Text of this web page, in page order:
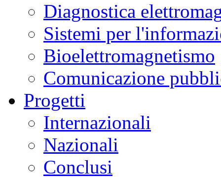
Diagnostica
Sistemi per
Bioelettromagnetismo
Comunicazione
Progetti
Internazionali
Nazionali
Conclusi